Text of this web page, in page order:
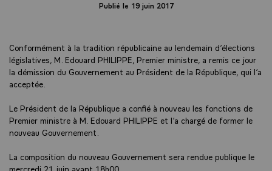
Publié le 19 juin 2017
Conformément à la tradition républicaine au lendemain d’élections
législatives, M. Edouard PHILIPPE, Premier ministre, a remis ce jour
la démission du Gouvernement au Président de la République, qui l’a
acceptée.
Le Président de la République a confié à nouveau les fonctions de
Premier ministre à M. Edouard PHILIPPE et l’a chargé de former le
nouveau Gouvernement.
La composition du nouveau Gouvernement sera rendue publique le
mercredi 21 juin avant 18h00.